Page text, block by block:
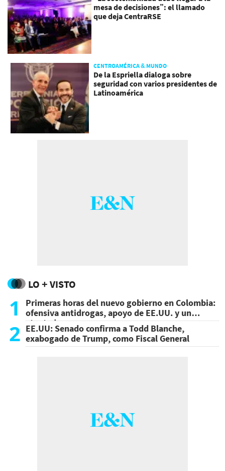
mesa de decisiones”: el llamado
que deja CentraRSE
CENTROAMÉRICA & MUNDO
De la Espriella dialoga sobre
seguridad con varios presidentes de
Latinoamérica
LO + VISTO
1
Primeras horas del nuevo gobierno en Colombia:
ofensiva antidrogas, apoyo de EE.UU. y un
atentado
2 EE.UU: Senado confirma a Todd Blanche,
exabogado de Trump, como Fiscal General